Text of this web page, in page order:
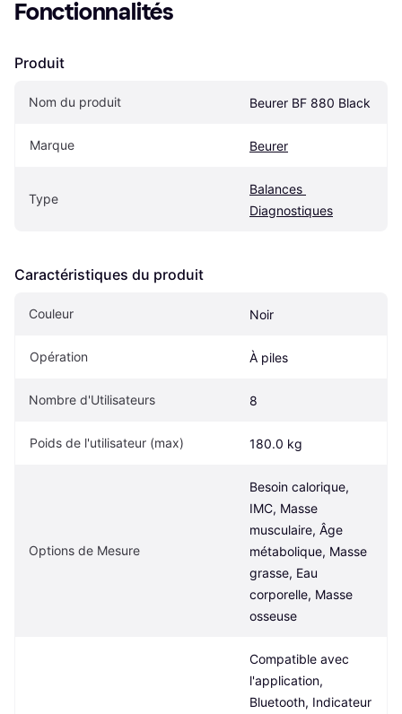
Fonctionnalités
Produit
Nom du produit Beurer BF 880 Black
Marque Beurer
Type
Balances
Diagnostiques
Caractéristiques du produit
Couleur Noir
Opération À piles
Nombre d'Utilisateurs 8
Poids de l'utilisateur (max) 180.0 kg
Options de Mesure
Besoin calorique,
IMC, Masse
musculaire, Âge
métabolique, Masse
grasse, Eau
corporelle, Masse
osseuse
Compatible avec
l'application,
Bluetooth, Indicateur